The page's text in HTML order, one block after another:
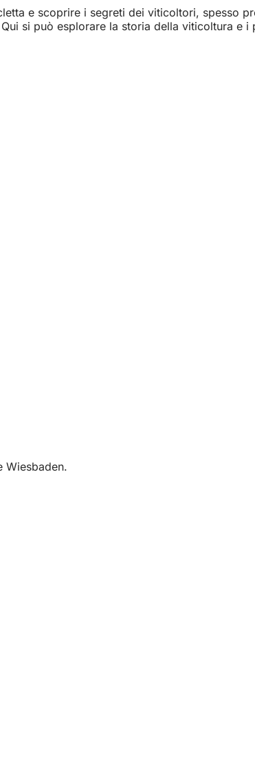
e scoprire i segreti dei viticoltori, spesso
si può esplorare la storia della viticoltura e
Wiesbaden.